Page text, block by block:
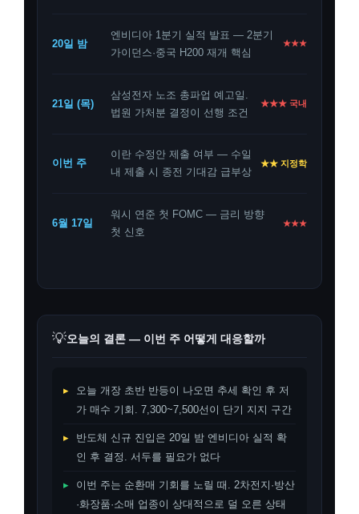
20일 밤
엔비디아 1분기 실적 발표 — 2분기
가이던스·중국 H200 재개 핵심
★★★
21일 (목)
삼성전자 노조 총파업 예고일.
법원 가처분 결정이 선행 조건
★★★ 국내
이번 주
이란 수정안 제출 여부 — 수일
내 제출 시 종전 기대감 급부상
★★ 지정학
6월 17일
워시 연준 첫 FOMC — 금리 방향
첫 신호
★★★
💡오늘의 결론 — 이번 주 어떻게 대응할까
▸
오늘 개장 초반 반등이 나오면 추세 확인 후 저
가 매수 기회. 7,300~7,500선이 단기 지지 구간
▸
반도체 신규 진입은 20일 밤 엔비디아 실적 확
인 후 결정. 서두를 필요가 없다
▸
이번 주는 순환매 기회를 노릴 때. 2차전지·방산
·화장품·소매 업종이 상대적으로 덜 오른 상태